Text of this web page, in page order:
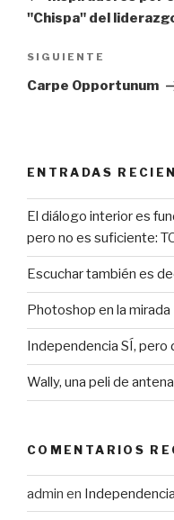
entradas
"Chispa" del
Siguiente
entrada
SIGUIENTE
Carpe Opportunum
ENTRADAS
El diálogo interior es
pero no es suficiente:
Escuchar también es
Photoshop en la mirada
Independencia SÍ, pero
Wally, una peli de
COMENTARIOS
admin en